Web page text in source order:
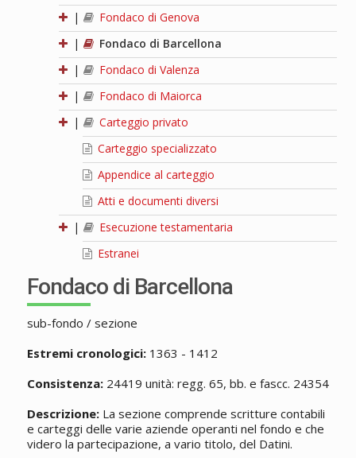
|
Fondaco di Genova
|
Fondaco di Barcellona
|
Fondaco di Valenza
|
Fondaco di Maiorca
|
Carteggio privato
Carteggio specializzato
Appendice al carteggio
Atti e documenti diversi
|
Esecuzione testamentaria
Estranei
Fondaco di Barcellona
sub-fondo / sezione
Estremi cronologici:1363 - 1412
Consistenza:24419 unità: regg. 65, bb. e fascc. 24354
Descrizione:La sezione comprende scritture contabili
e carteggi delle varie aziende operanti nel fondo e che
videro la partecipazione, a vario titolo, del Datini.